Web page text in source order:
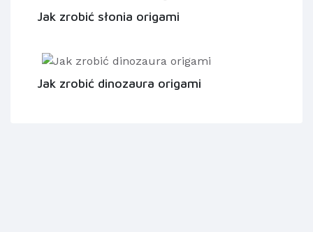
Jak zrobić słonia origami
Jak zrobić dinozaura origami